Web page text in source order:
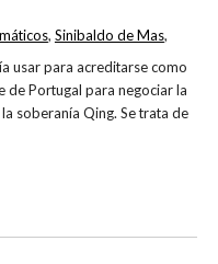
usar para acreditarse como
de Portugal para negociar la
soberanía Qing. Se trata de
, Sinibaldo de Mas,